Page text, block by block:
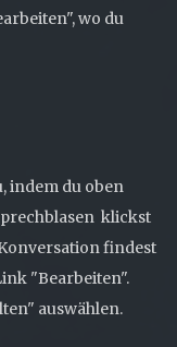
wo du
indem du oben
klickst
findest
"Bearbeiten".
auswählen.